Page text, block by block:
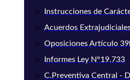
Instrucciones de
Acuerdos
Oposiciones Artículo
Informes Ley N°19.733
C.Preventiva Central -